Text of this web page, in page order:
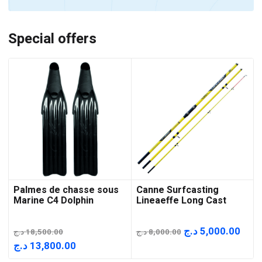
Special offers
Palmes de chasse sous
Marine C4 Dolphin
18,500.00د.ج
Le 13,800.00 د.ج
Canne Surfcasting
Lineaeffe Long Cast
8,000.00د.ج
Le 5,000.00د.ج
Le